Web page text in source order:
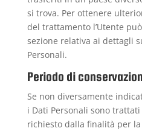
si trova. Per ottenere
del trattamento l’Utente
sezione relativa ai dettagli
Personali.
Periodo di
Se non diversamente
i Dati Personali sono
richiesto dalla finalità per